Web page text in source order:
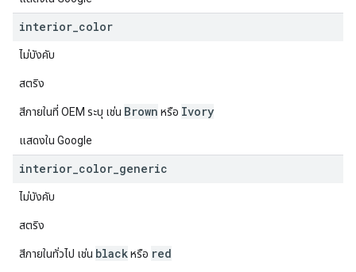
interior color
ไม่บังคับ
สตริง
สีภายในที่ OEM ระบุ เช่น Brown หรือ Ivory
แสดงใน Google
interior color generic
ไม่บังคับ
สตริง
สีภายในทั่วไป เช่น blackหรือ red